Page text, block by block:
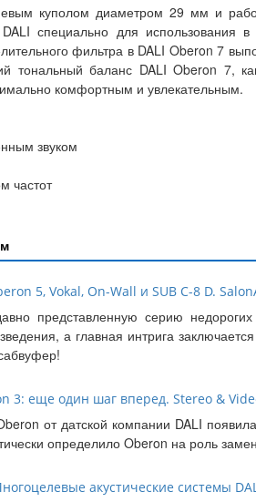
куполом диаметром 29 мм и
специально для
фильтра в DALI Oberon 7
тональный баланс DALI Oberon 7,
комфортным и увлекательным.
звуком
частот
5, Vokal, On-Wall и SUB C-8 D.
представленную серию
а главная интрига
3: еще один шаг вперед. Stereo &
от датской компании DALI
определило Oberon на роль
акустические системы